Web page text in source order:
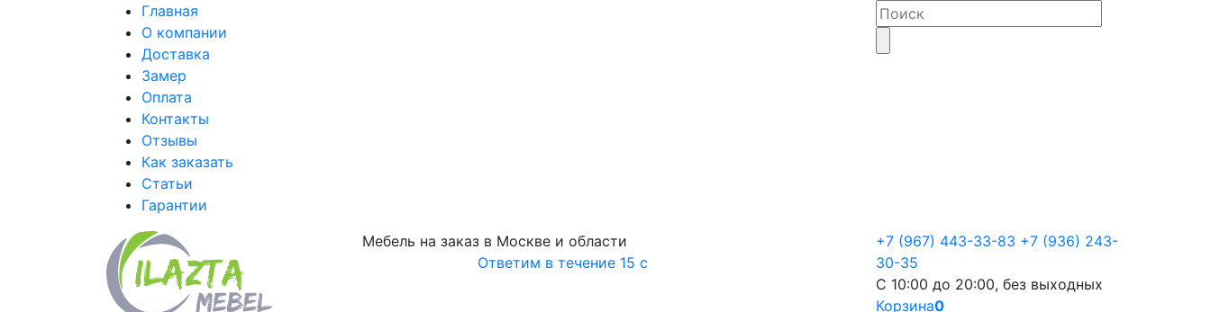
Главная
О компании
Доставка
Замер
Оплата
Контакты
Отзывы
Как заказать
Статьи
Гарантии
Мебель на заказ в Москве и области
Ответим в течение 15 с
+7 (967) 443-33-83 +7 (936) 243-
30-35
С 10:00 до 20:00, без выходных
Корзина0